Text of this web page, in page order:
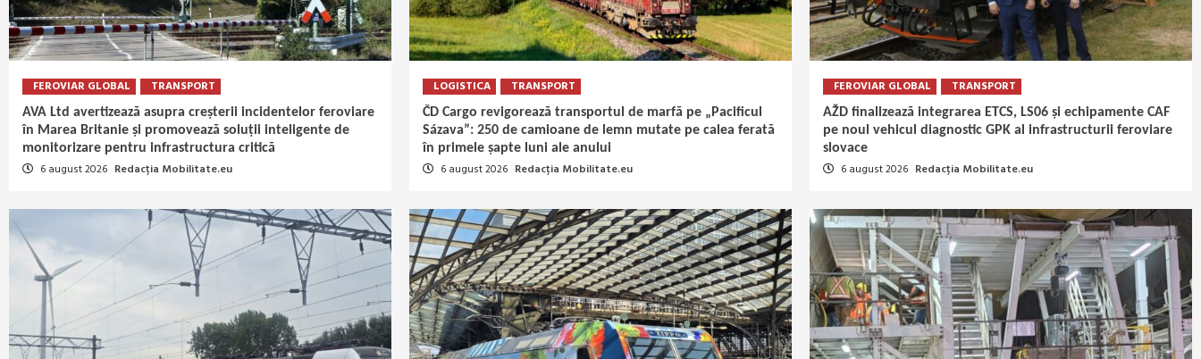
FEROVIAR GLOBAL TRANSPORT
AVA Ltd avertizează asupra creșterii incidentelor feroviare
în Marea Britanie și promovează soluții inteligente de
monitorizare pentru infrastructura critică
6 august 2026 Redacția Mobilitate.eu
LOGISTICA TRANSPORT
ČD Cargo revigorează transportul de marfă pe „Pacificul
Sázava”: 250 de camioane de lemn mutate pe calea ferată
în primele șapte luni ale anului
6 august 2026 Redacția Mobilitate.eu
FEROVIAR GLOBAL TRANSPORT
AŽD finalizează integrarea ETCS, LS06 și echipamente CAF
pe noul vehicul diagnostic GPK al infrastructurii feroviare
slovace
6 august 2026 Redacția Mobilitate.eu